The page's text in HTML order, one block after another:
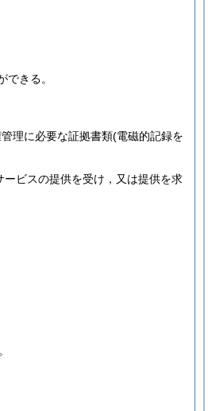
きる。
理に必要な証拠書類(電磁的記録を
ビスの提供を受け，又は提供を求